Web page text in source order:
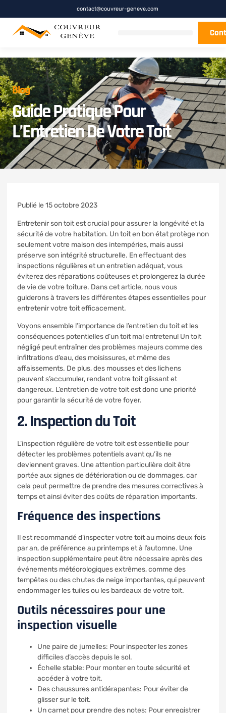
contact@couvreur-geneve.com
Blog
Guide Pratique Pour
L’Entretien De Votre Toit
Publié le 15 octobre 2023
Entretenir son toit est crucial pour assurer la longévité et la
sécurité de votre habitation. Un toit en bon état protège non
seulement votre maison des intempéries, mais aussi
préserve son intégrité structurelle. En effectuant des
inspections régulières et un entretien adéquat, vous
éviterez des réparations coûteuses et prolongerez la durée
de vie de votre toiture. Dans cet article, nous vous
guiderons à travers les différentes étapes essentielles pour
entretenir votre toit efficacement.
Voyons ensemble l’importance de l’entretien du toit et les
conséquences potentielles d’un toit mal entretenu! Un toit
négligé peut entraîner des problèmes majeurs comme des
infiltrations d’eau, des moisissures, et même des
affaissements. De plus, des mousses et des lichens
peuvent s’accumuler, rendant votre toit glissant et
dangereux. L’entretien de votre toit est donc une priorité
pour garantir la sécurité de votre foyer.
2. Inspection du Toit
L’inspection régulière de votre toit est essentielle pour
détecter les problèmes potentiels avant qu’ils ne
deviennent graves. Une attention particulière doit être
portée aux signes de détérioration ou de dommages, car
cela peut permettre de prendre des mesures correctives à
temps et ainsi éviter des coûts de réparation importants.
Fréquence des inspections
Il est recommandé d’inspecter votre toit au moins deux fois
par an, de préférence au printemps et à l’automne. Une
inspection supplémentaire peut être nécessaire après des
événements météorologiques extrêmes, comme des
tempêtes ou des chutes de neige importantes, qui peuvent
endommager les tuiles ou les bardeaux de votre toit.
Outils nécessaires pour une
inspection visuelle
Une paire de jumelles: Pour inspecter les zones
difficiles d’accès depuis le sol.
Échelle stable: Pour monter en toute sécurité et
accéder à votre toit.
Des chaussures antidérapantes: Pour éviter de
glisser sur le toit.
Un carnet pour prendre des notes: Pour enregistrer